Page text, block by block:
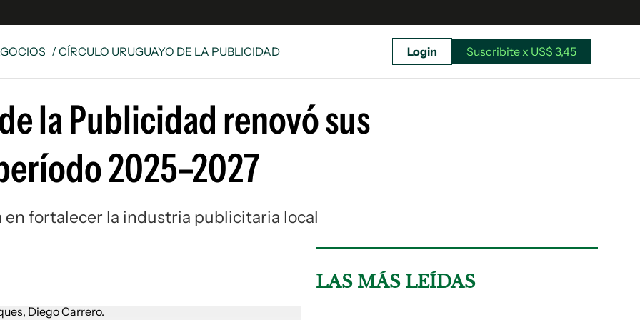
y Legales
especiales
/ CÍRCULO URUGUAYO DE LA PUBLICIDAD Login Suscribite x US$ 3,45
la Publicidad renovó sus
2025–2027
fortalecer la industria publicitaria local
LAS MÁS LEÍDAS